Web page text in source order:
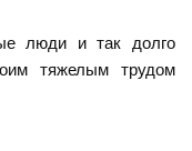
люди и так долго
тяжелым трудом